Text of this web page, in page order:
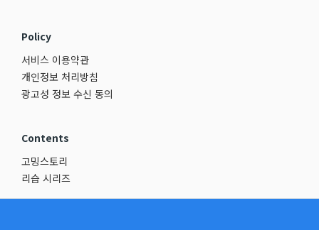
Policy
서비스 이용약관
개인정보 처리방침
광고성 정보 수신 동의
Contents
고밍스토리
리습 시리즈